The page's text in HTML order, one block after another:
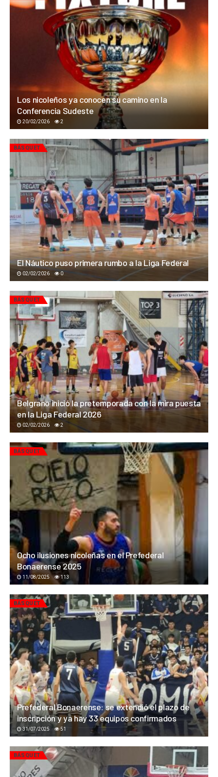
Los nicoleños ya conocen su camino en la
Conferencia Sudeste
20/02/2026 2
BÁSQUET
El Náutico puso primera rumbo a la Liga Federal
02/02/2026 0
BÁSQUET
Belgrano inició la pretemporada con la mira puesta
en la Liga Federal 2026
02/02/2026 2
BÁSQUET
Ocho ilusiones nicoleñas en el Prefederal
Bonaerense 2025
11/08/2025 113
BÁSQUET
Prefederal Bonaerense: se extendió el plazo de
inscripción y ya hay 33 equipos confirmados
31/07/2025 51
BÁSQUET